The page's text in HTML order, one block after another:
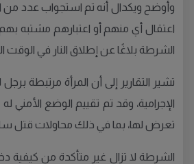
وأوضح ويكدال أنه تم استجواب عدد من
اعتقال أي منهم أو اعتبارهم مشتبه
الشرطة بلاغًا عن إطلاق النار في الوقت
تشير التقارير إلى أن المرأة مرتبطة
الإجرامية، وقد تم تقييم الوضع الأمني
تعرض لها، بما في ذلك محاولات قتل
الشرطة لا تزال غير متأكدة من كيفية